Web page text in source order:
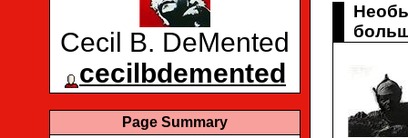
Cecil B. DeMented
cecilbdemented
Page Summary